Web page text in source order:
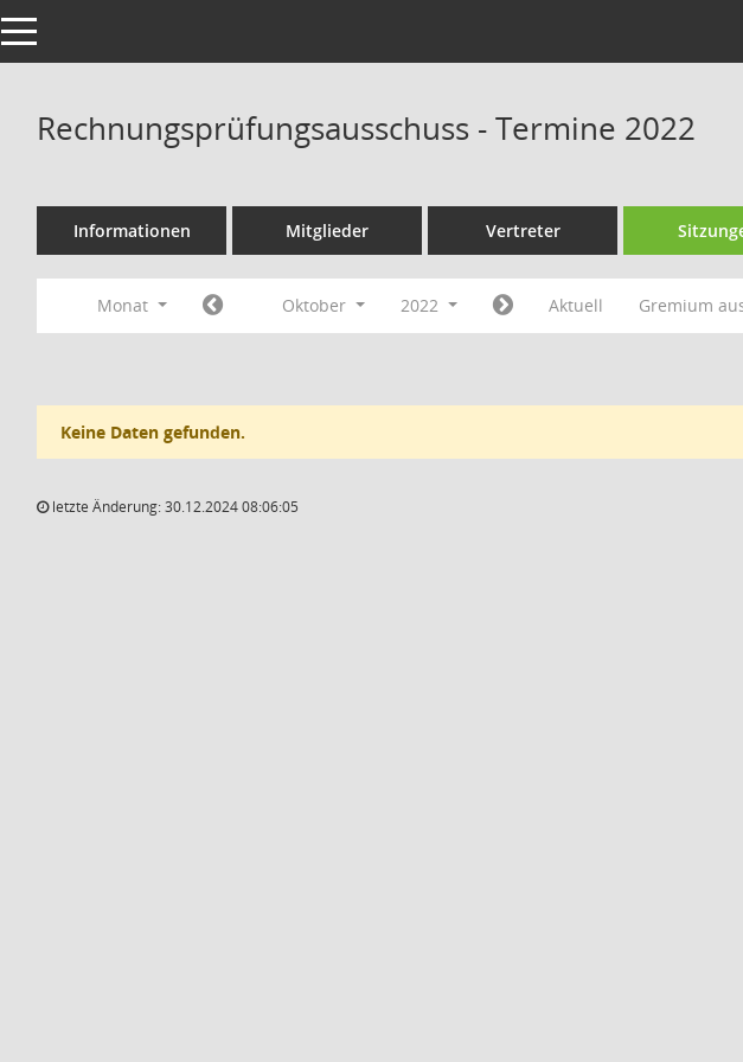
Toggle navigation
Rechnungsprüfungsausschuss - Termine 2022
Informationen Mitglieder Vertreter
Monat Oktober 2022 Aktuell Gremium
Keine Daten gefunden.
letzte Änderung: 30.12.2024 08:06:05